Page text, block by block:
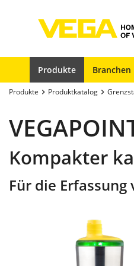
Produkte Branchen
Produkte Produktkatalog
Kompakter
Für die